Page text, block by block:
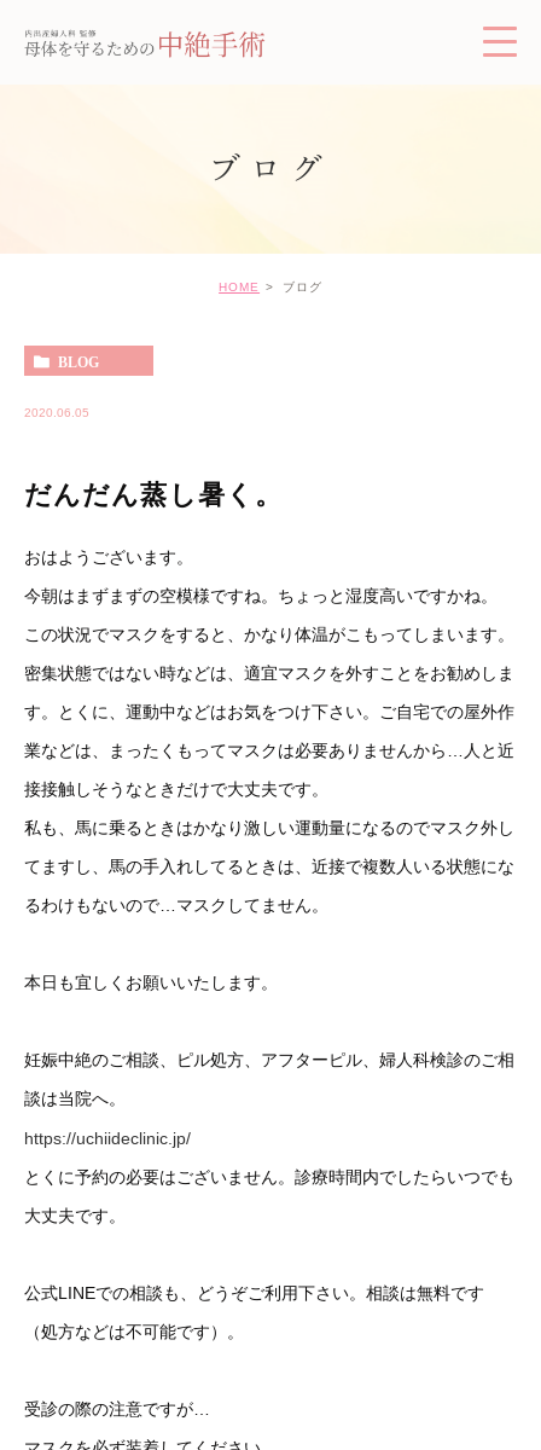
ブログ
HOME ブログ
BLOG
2020.06.05
だんだん蒸し暑く。
おはようございます。
今朝はまずまずの空模様ですね。ちょっと湿度高いですかね。
この状況でマスクをすると、かなり体温がこもってしまいます。
密集状態ではない時などは、適宜マスクを外すことをお勧めしま
す。とくに、運動中などはお気をつけ下さい。ご自宅での屋外作
業などは、まったくもってマスクは必要ありませんから…人と近
接接触しそうなときだけで大丈夫です。
私も、馬に乗るときはかなり激しい運動量になるのでマスク外し
てますし、馬の手入れしてるときは、近接で複数人いる状態にな
るわけもないので…マスクしてません。
本日も宜しくお願いいたします。
妊娠中絶のご相談、ピル処方、アフターピル、婦人科検診のご相
談は当院へ。
https://uchiideclinic.jp/
とくに予約の必要はございません。診療時間内でしたらいつでも
大丈夫です。
公式LINEでの相談も、どうぞご利用下さい。相談は無料です
（処方などは不可能です）。
受診の際の注意ですが…